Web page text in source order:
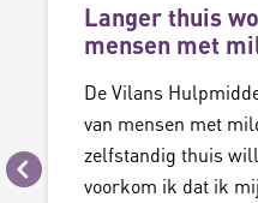
Vorige
Langer thuis
mensen met
De Vilans
van mensen met
zelfstandig thuis
voorkom ik dat ik